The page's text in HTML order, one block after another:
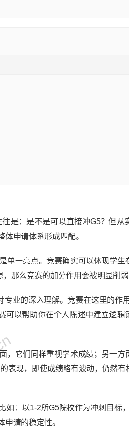
是：是不是可以直接冲G5？但从
申请体系形成匹配。
单一亮点。竞赛确实可以体现学生
那么竞赛的加分作用会被明显削弱
业的深入理解。竞赛在这里的作
可以帮助你在个人陈述中建立逻辑
，它们同样重视学术成绩；另一方
表现，即使成绩略有波动，仍然有
如：以1-2所G5院校作为冲刺目标
申请的稳定性。